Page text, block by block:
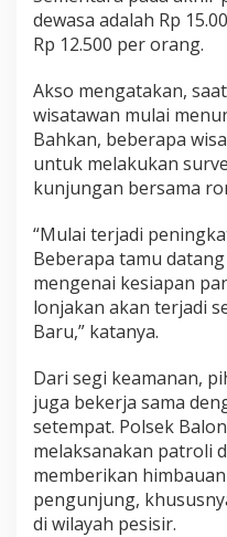
dewasa adalah Rp
Rp 12.500 per orang.
Akso mengatakan,
wisatawan mulai
Bahkan, beberapa
untuk melakukan
kunjungan bersama
“Mulai terjadi
Beberapa tamu
mengenai kesiapan
lonjakan akan terjadi
Baru,” katanya.
Dari segi keamanan,
juga bekerja sama
setempat. Polsek
melaksanakan patroli
memberikan
pengunjung,
di wilayah pesisir.